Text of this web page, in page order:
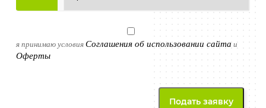
я принимаю условияСоглашения об использовании сайта и
Оферты